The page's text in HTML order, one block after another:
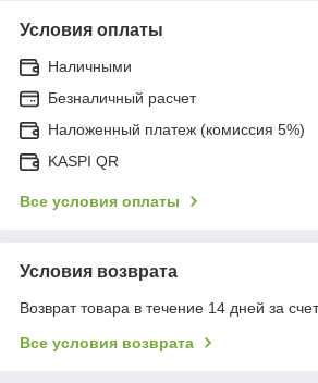
Условия оплаты
Наличными
Безналичный расчет
Наложенный платеж (комиссия 5%)
KASPI QR
Все условия оплаты
Условия возврата
Возврат товара в течение 14 дней за
Все условия возврата